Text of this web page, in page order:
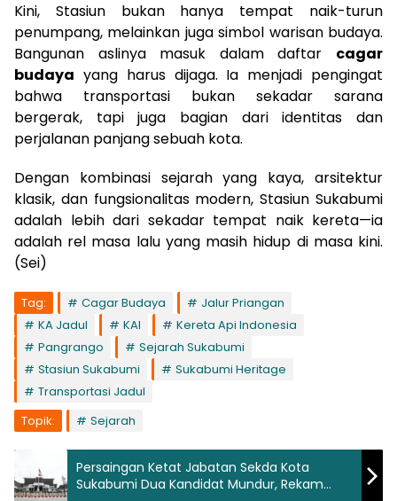
Kini, Stasiun bukan hanya tempat naik-turun
penumpang, melainkan juga simbol warisan budaya.
Bangunan aslinya masuk dalam daftar cagar
budaya yang harus dijaga. Ia menjadi pengingat
bahwa transportasi bukan sekadar sarana
bergerak, tapi juga bagian dari identitas dan
perjalanan panjang sebuah kota.
Dengan kombinasi sejarah yang kaya, arsitektur
klasik, dan fungsionalitas modern, Stasiun Sukabumi
adalah lebih dari sekadar tempat naik kereta—ia
adalah rel masa lalu yang masih hidup di masa kini.
(Sei)
Tag: Cagar Budaya
Jalur Priangan
KA Jadul
KAI
Kereta Api Indonesia
Pangrango
Sejarah Sukabumi
Stasiun Sukabumi
Sukabumi Heritage
Transportasi Jadul
Topik:
Sejarah
Persaingan Ketat Jabatan Sekda Kota
Sukabumi Dua Kandidat Mundur, Rekam